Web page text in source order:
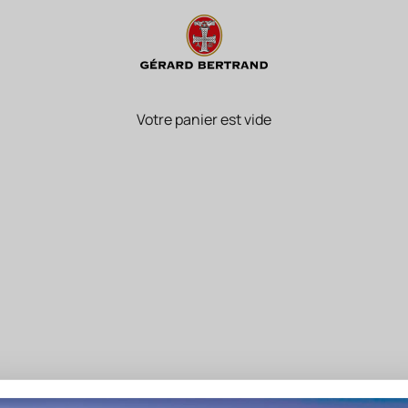
Naturalys wines presentation
Votre panier est vide